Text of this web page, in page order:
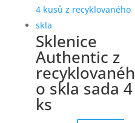
Sklenice
Authentic z
recyklovanéh
o skla sada 4
ks